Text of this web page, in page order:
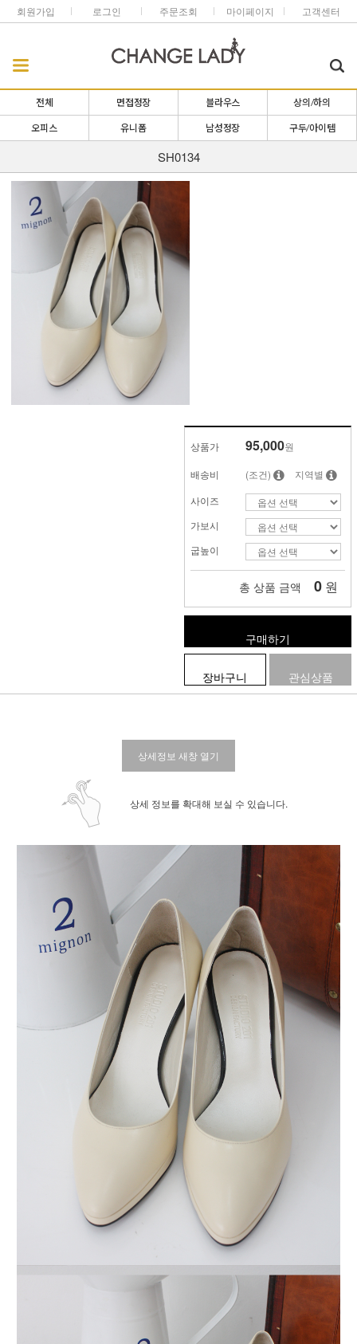
회원가입 로그인 주문조회 마이페이지 고객센터
전체 면접정장 블라우스 상의/하의
오피스 유니폼 남성정장 구두/아이템
SH0134
상품가 95,000원
배송비 (조건)
지역별
사이즈
가보시
굽높이
총 상품 금액 0 원
구매하기
장바구니 관심상품
상세정보 새창 열기
상세 정보를 확대해 보실 수 있습니다.